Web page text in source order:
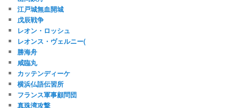
江戸城無血開城
戊辰戦争
レオン・ロッシュ
レオンス・ヴェルニー(
勝海舟
咸臨丸
カッテンディーケ
横浜仏語伝習所
フランス軍事顧問団
真珠湾攻撃